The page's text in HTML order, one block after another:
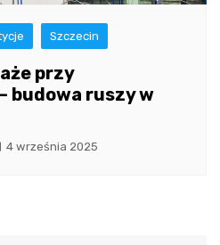
Szczecin
przy
budowa ruszy w
4 września 2025